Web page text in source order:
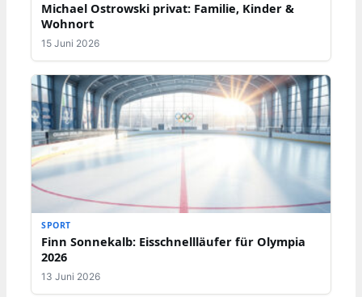
Michael Ostrowski privat: Familie, Kinder &
Wohnort
15 Juni 2026
SPORT
Finn Sonnekalb: Eisschnellläufer für Olympia
2026
13 Juni 2026